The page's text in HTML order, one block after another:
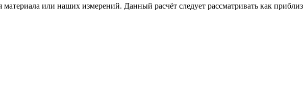
или наших измерений. Данный расчёт следует рассматривать как